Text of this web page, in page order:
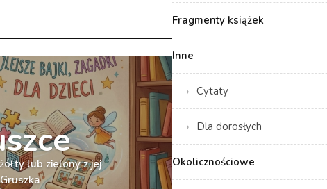
lub zielony z jej
Fragmenty książek
Inne
Cytaty
Dla dorosłych
Okolicznościowe